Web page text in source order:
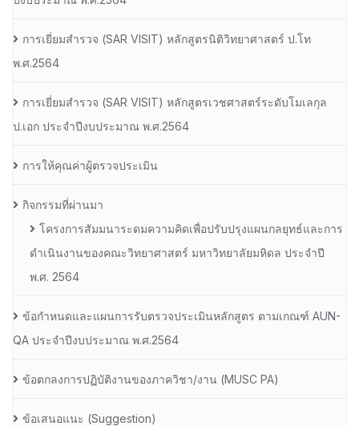
การเยี่ยมสํารวจ (SAR VISIT) หลักสูตรนิติวิทยาศาสตร์ ป.โท
พ.ศ.2564
การเยี่ยมสํารวจ (SAR VISIT) หลักสูตรเวชศาสตร์ระดับโมเลกุล
ป.เอก ประจําปีงบประมาณ พ.ศ.2564
การให้คุณค่าผู้ตรวจประเมิน
กิจกรรมที่ผ่านมา
โครงการสัมมนาระดมความคิดเพื่อปรับปรุงแผนกลยุทธ์และการ
ดำเนินงานของคณะวิทยาศาสตร์ มหาวิทยาลัยมหิดล ประจำปี
พ.ศ. 2564
ข้อกำหนดและแผนการรับตรวจประเมินหลักสูตร ตามเกณฑ์ AUN-
QA ประจำปีงบประมาณ พ.ศ.2564
ข้อตกลงการปฏิบัติงานของภาควิชา/งาน (MUSC PA)
ข้อเสนอแนะ (Suggestion)